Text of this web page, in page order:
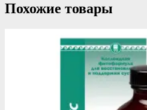
Похожие товары